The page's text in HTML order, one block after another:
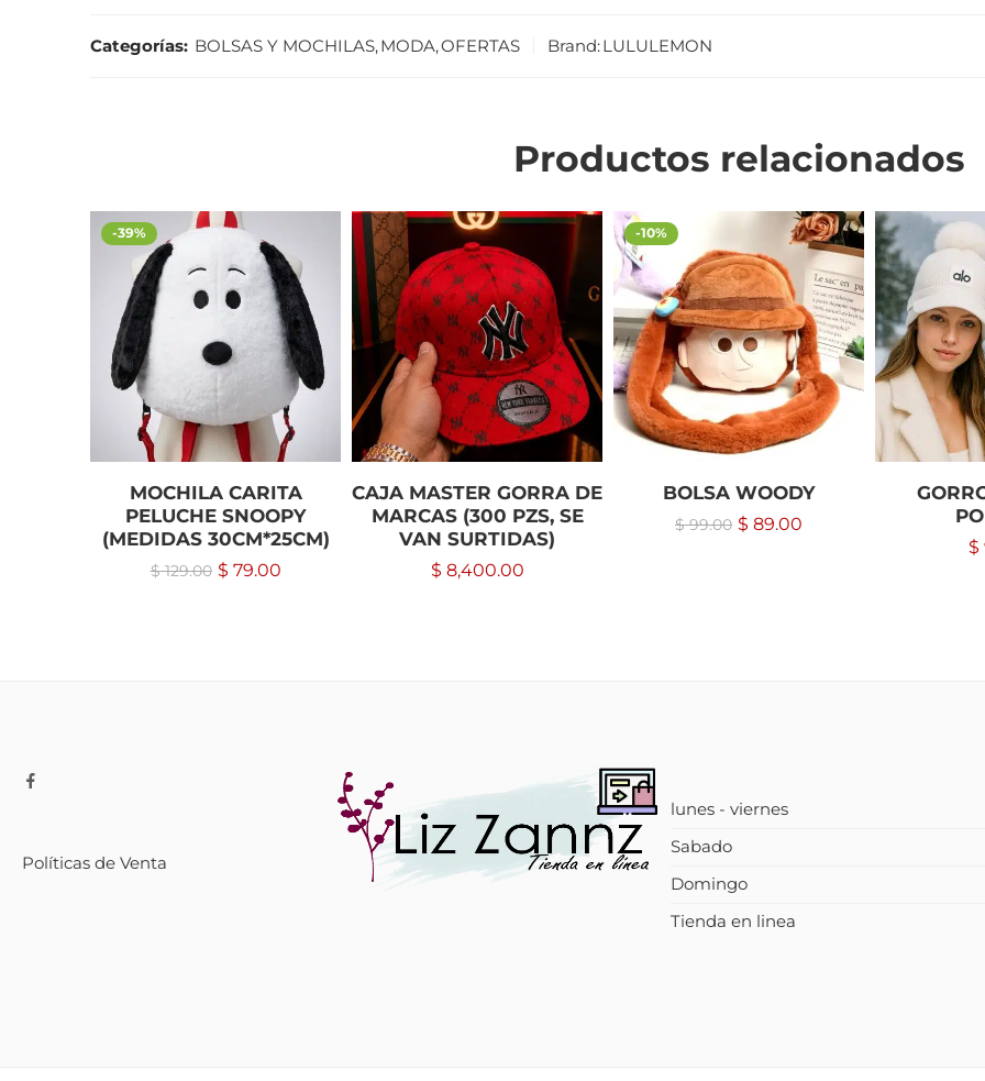
Categorías: BOLSAS Y MOCHILAS,MODA,OFERTAS Brand:LULULEMON
Productos relacionados
-39%
MOCHILA CARITA
PELUCHE SNOOPY
(MEDIDAS 30CM*25CM)
$129.00 $ 79.00
CAJA MASTER GORRA DE
MARCAS (300 PZS, SE
VAN SURTIDAS)
$ 8,400.00
-10%
BOLSA WOODY
$99.00 $ 89.00
$
Políticas de Venta
lunes - viernes
Sabado
Domingo
Tienda en linea